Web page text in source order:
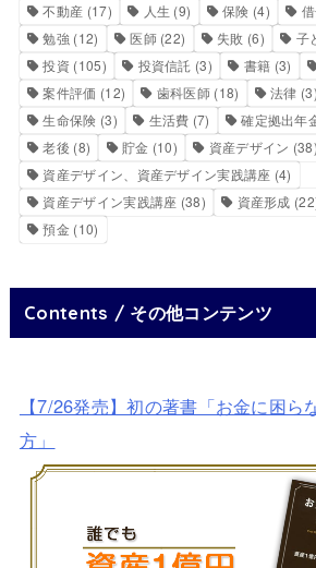
不動産 (17) 人生 (9) 保険 (4)
勉強 (12) 医師(22) 失敗 (6) 子
投資 (105) 投資信託 (3) 書籍 (3)
案件評価 (12) 歯科医師 (18) 法律 (3)
生命保険 (3) 生活費 (7) 確定拠出年
老後 (8) 貯金 (10) 資産デザイン (38)
資産デザイン、資産デザイン実践講座 (4)
資産デザイン実践講座 (38) 資産形成
預金 (10)
Contents / その他コンテンツ
【7/26発売】初の著書「お金に困ら
方」